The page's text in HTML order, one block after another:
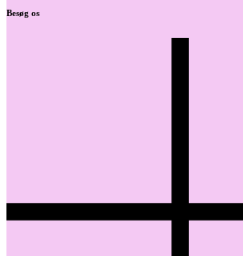
Besøg os